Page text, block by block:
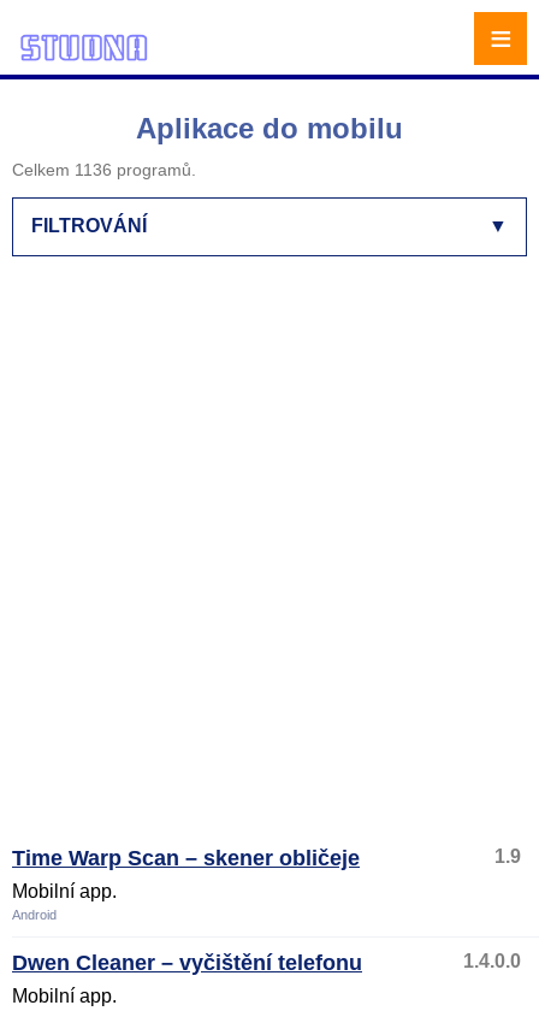
Aplikace do mobilu
Celkem 1136 programů.
▼
FILTROVÁNÍ
Time Warp Scan – skener obličeje
1.9
Mobilní app.
Android
Dwen Cleaner – vyčištění telefonu
1.4.0.0
Mobilní app.
≡